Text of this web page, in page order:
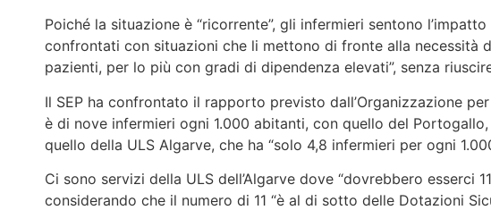
Poiché la situazione è “ricorrente”, gli infermieri sentono
confrontati con situazioni che li mettono di fronte alla necessità
pazienti, per lo più con gradi di dipendenza elevati”, senza
Il SEP ha confrontato il rapporto previsto dall’Organizzazione
è di nove infermieri ogni 1.000 abitanti, con quello del
quello della ULS Algarve, che ha “solo 4,8 infermieri per ogni
Ci sono servizi della ULS dell’Algarve dove “dovrebbero esserci
considerando che il numero di 11 “è al di sotto delle Dotazioni